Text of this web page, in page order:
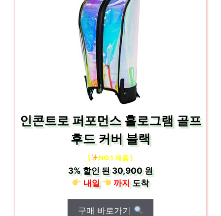
인콘트로 퍼포먼스 홀로그램 골프
후드 커버 블랙
[ NO.1 제품 ]
3% 할인 된30,900 원
내일
까지도착
구매 바로가기